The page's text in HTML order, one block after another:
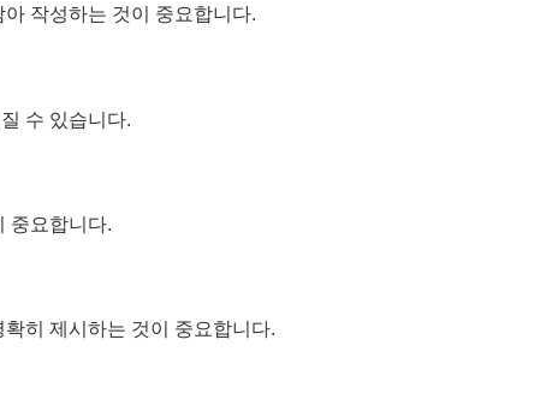
작성하는 것이 중요합니다.
수 있습니다.
중요합니다.
히 제시하는 것이 중요합니다.